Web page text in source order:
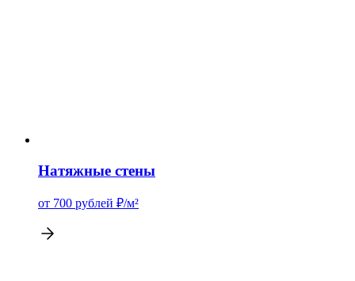
Натяжные стены
от 700 рублей ₽/м²